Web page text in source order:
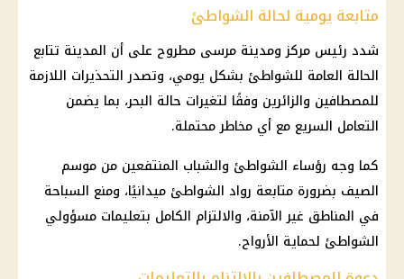
متابعة يومية لحالة الشواطئ
شدد رئيس مركز ومدينة مرسى مطروح على أن المدينة تتابع
الحالة العامة للشواطئ بشكل يومي، وتصدر التحذيرات اللازمة
للمصطافين والزائرين وفقًا لتغيرات حالة البحر، بما يضمن
التعامل السريع مع أي مخاطر محتملة.
كما وجه رؤساء الشواطئ والشباب المنتفعين من موسم
الصيف بضرورة متابعة رواد الشواطئ ميدانيًا، ومنع السباحة
في المناطق غير الآمنة، والالتزام الكامل بتعليمات مسؤولي
الشواطئ لحماية الأرواح.